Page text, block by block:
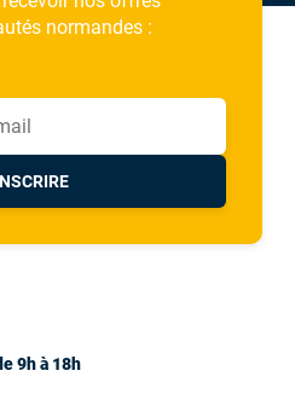
normandes :
9h à 18h